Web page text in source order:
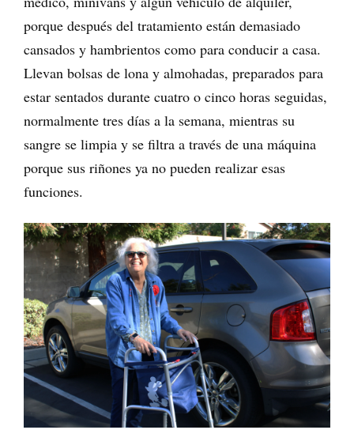
porque después del tratamiento están demasiado
cansados y hambrientos como para conducir a casa.
Llevan bolsas de lona y almohadas, preparados para
estar sentados durante cuatro o cinco horas seguidas,
normalmente tres días a la semana, mientras su
sangre se limpia y se filtra a través de una máquina
porque sus riñones ya no pueden realizar esas
funciones.